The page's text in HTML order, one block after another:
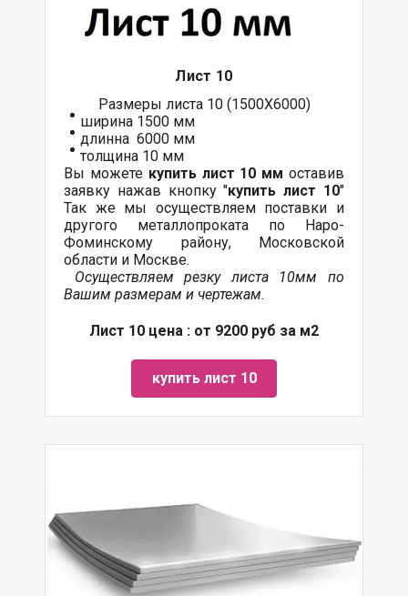
Лист 10
Размеры листа 10 (1500Х6000)
ширина 1500 мм
длинна 6000 мм
толщина 10 мм
Вы можете купить лист 10 мм оставив
заявку нажав кнопку "купить лист 10"
Так же мы осуществляем поставки и
другого металлопроката по Наро-
Фоминскому району, Московской
области и Москве.
Осуществляем резку листа 10мм по
Вашим размерам и чертежам.
Лист 10 цена : от 9200 руб за м2
купить лист 10